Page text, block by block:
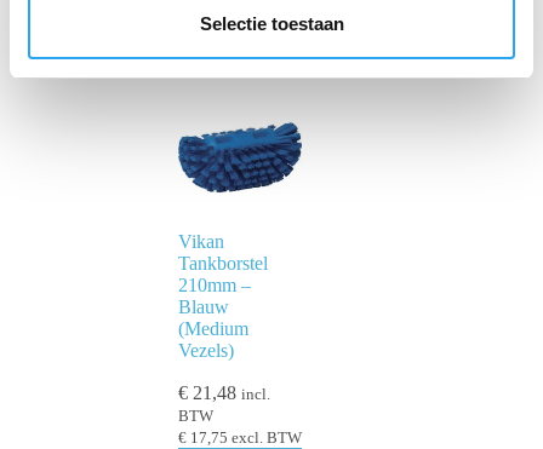
t
Selectie toestaan
Vikan
Tankborstel
210mm –
Blauw
(Medium
Vezels)
€21,48 incl.
BTW
€17,75 excl. BTW